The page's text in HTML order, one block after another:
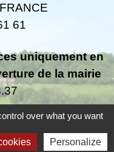
61
uniquement en
de la mairie
over what you want
Personalize